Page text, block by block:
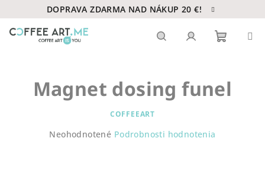
na
obsah
DOPRAVA ZDARMA NAD NÁKUP 20 €!
košík
Magnet dosing funel
COFFEEART
Priemerné
Neohodnotené Podrobnosti hodnotenia